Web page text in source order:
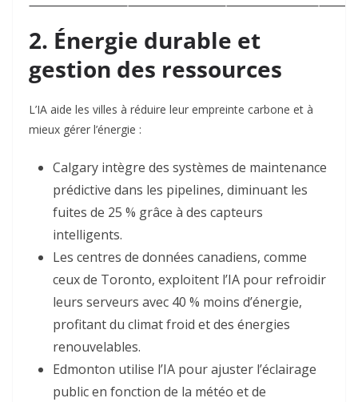
2. Énergie durable et
gestion des ressources
L’IA aide les villes à réduire leur empreinte carbone et à
mieux gérer l’énergie :
Calgary intègre des systèmes de maintenance
prédictive dans les pipelines, diminuant les
fuites de 25 % grâce à des capteurs
intelligents.
Les centres de données canadiens, comme
ceux de Toronto, exploitent l’IA pour refroidir
leurs serveurs avec 40 % moins d’énergie,
profitant du climat froid et des énergies
renouvelables.
Edmonton utilise l’IA pour ajuster l’éclairage
public en fonction de la météo et de